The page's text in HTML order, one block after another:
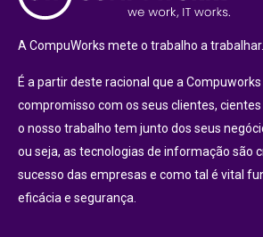
A CompuWorks mete o trabalho a trabalhar.
É a partir deste racional que a
compromisso com os seus clientes,
o nosso trabalho tem junto dos seus
ou seja, as tecnologias de informação são
sucesso das empresas e como tal é vital
eficácia e segurança.